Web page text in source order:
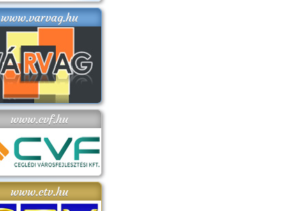
www.varvag.hu
www.cvf.hu
www.ctv.hu